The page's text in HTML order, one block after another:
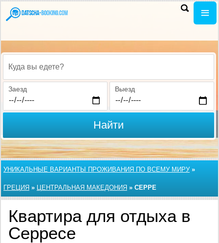
Куда вы едете?
Заезд Выезд
Найти
УНИКАЛЬНЫЕ ВАРИАНТЫ ПРОЖИВАНИЯ ПО ВСЕМУ МИРУ»
ГРЕЦИЯ » ЦЕНТРАЛЬНАЯ МАКЕДОНИЯ » СЕРРЕ
Квартира для отдыха в
Серресе